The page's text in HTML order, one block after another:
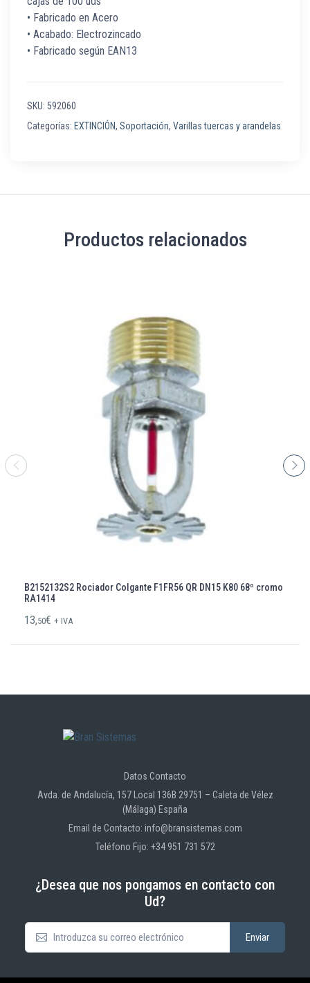
• Fabricado en Acero
• Acabado: Electrozincado
• Fabricado según EAN13
SKU: 592060
Categorías: EXTINCIÓN, Soportación, Varillas tuercas y arandelas
Productos relacionados
B2152132S2 Rociador Colgante F1FR56 QR DN15 K80 68º cromo
RA1414
13,50€ + IVA
Datos Contacto
Avda. de Andalucía, 157 Local 136B 29751 – Caleta de Vélez
(Málaga) España
Email de Contacto: info@bransistemas.com
Teléfono Fijo: +34 951 731 572
¿Desea que nos pongamos en contacto con
Ud?